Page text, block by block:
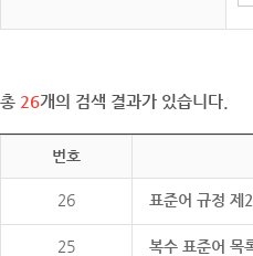
총 26개의 검색 결과가 있습니다.
번호
26 표준어 규정 제
25 복수 표준어 목